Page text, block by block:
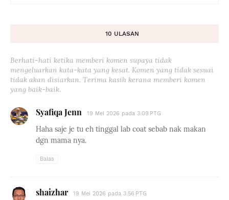
10 ULASAN
Berhati-hati ketika memberi komen supaya tidak
mengeluarkan kata-kata yang kesat. Komen yang tidak sesuai
tidak akan disiarkan. Terima kasih kerana memberi komen
yang baik-baik.
Syafiqa Jenn 19 Mei 2026 pada 3:09 PTG
Haha saje je tu eh tinggal lab coat sebab nak makan
dgn mama nya.
Balas
shaizhar 19 Mei 2026 pada 3:56 PTG